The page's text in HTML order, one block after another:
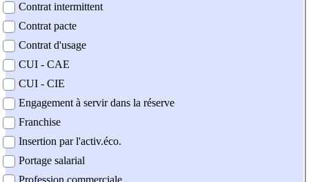
Contrat intermittent
Contrat pacte
Contrat d'usage
CUI - CAE
CUI - CIE
Engagement à servir dans la réserve
Franchise
Insertion par l'activ.éco.
Portage salarial